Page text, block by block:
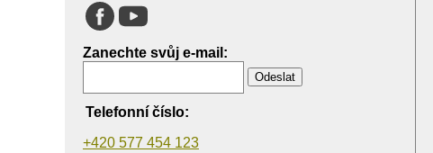
Zanechte svůj e-mail:
Odeslat
Telefonní číslo:
+420 577 454 123